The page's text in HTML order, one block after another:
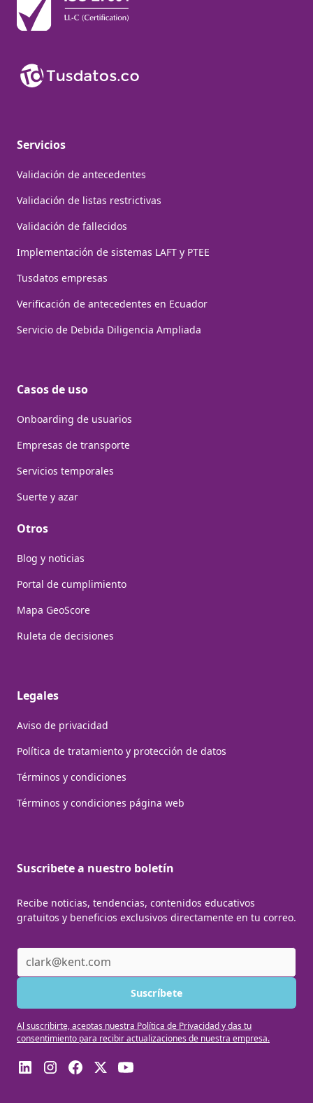
Servicios
Validación de antecedentes
Validación de listas restrictivas
Validación de fallecidos
Implementación de sistemas LAFT y PTEE
Tusdatos empresas
Verificación de antecedentes en Ecuador
Servicio de Debida Diligencia Ampliada
Casos de uso
Onboarding de usuarios
Empresas de transporte
Servicios temporales
Suerte y azar
Otros
Blog y noticias
Portal de cumplimiento
Mapa GeoScore
Ruleta de decisiones
Legales
Aviso de privacidad
Política de tratamiento y protección de datos
Términos y condiciones
Términos y condiciones página web
Suscribete a nuestro boletín
Recibe noticias, tendencias, contenidos educativos
gratuitos y beneficios exclusivos directamente en tu correo.
Al suscribirte, aceptas nuestra Política de Privacidad y das tu
consentimiento para recibir actualizaciones de nuestra empresa.